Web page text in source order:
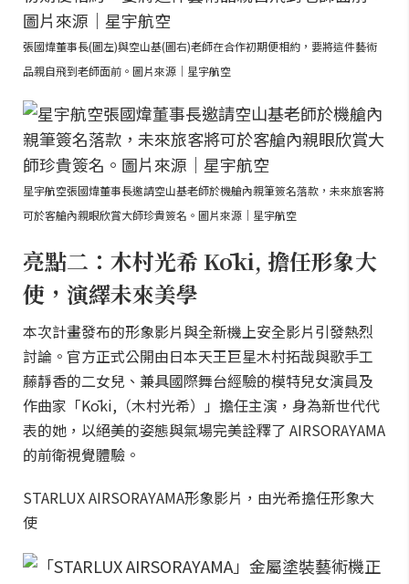
張國煒董事長(圖左)與空山基(圖右)老師在合作初期便相約，要將這件藝術
品親自飛到老師面前。圖片來源｜星宇航空
星宇航空張國煒董事長邀請空山基老師於機艙內親筆簽名落款，未來旅客將
可於客艙內親眼欣賞大師珍貴簽名。圖片來源｜星宇航空
亮點二：木村光希 Kōki, 擔任形象大
使，演繹未來美學
本次計畫發布的形象影片與全新機上安全影片引發熱烈
討論。官方正式公開由日本天王巨星木村拓哉與歌手工
藤靜香的二女兒、兼具國際舞台經驗的模特兒女演員及
作曲家「Kōki,（木村光希）」擔任主演，身為新世代代
表的她，以絕美的姿態與氣場完美詮釋了 AIRSORAYAMA
的前衛視覺體驗。
STARLUX AIRSORAYAMA形象影片，由光希擔任形象大
使